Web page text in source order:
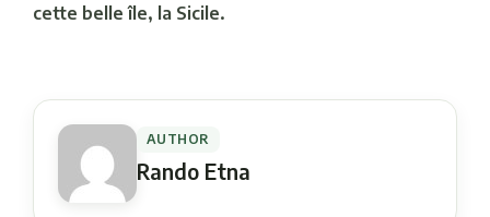
cette belle île, la Sicile.
AUTHOR
Rando Etna